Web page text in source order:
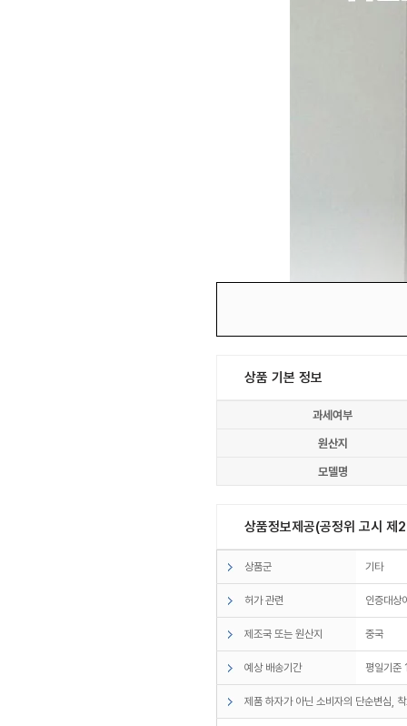
상품 기본 정보
과세여부
원산지
모델명
상품정보제공(공정위 고시
상품군 기타
허가 관련 인증대상
제조국 또는 원산지 중국
예상 배송기간 평일기준
제품 하자가 아닌 소비자의 단순변심,